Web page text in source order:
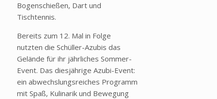
Bogenschießen, Dart und
Tischtennis.
Bereits zum 12. Mal in Folge
nutzten die Schüller-Azubis das
Gelände für ihr jährliches Sommer-
Event. Das diesjährige Azubi-Event:
ein abwechslungsreiches Programm
mit Spaß, Kulinarik und Bewegung